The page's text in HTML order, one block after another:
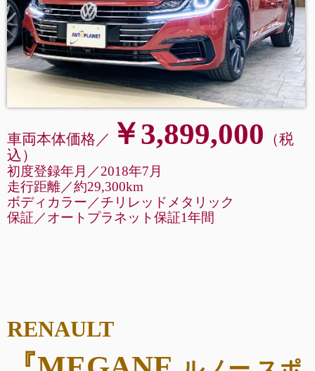
車両本体価格／ ￥3,899,000 （税
込）
初度登録年月／2018年7月
走行距離／約29,300km
ボディカラー／チリレッドメタリック
保証／オートプラネット保証1年間
RENAULT